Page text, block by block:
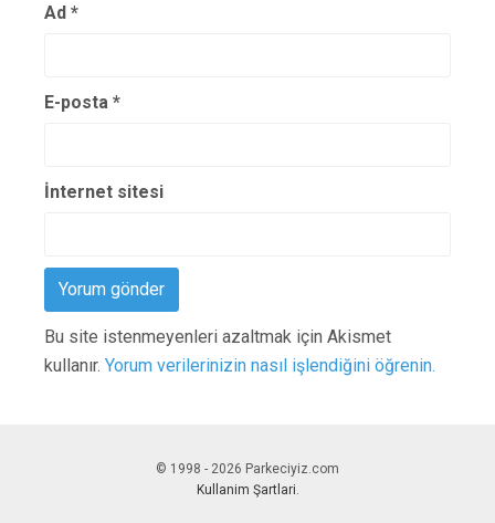
Ad *
E-posta *
İnternet sitesi
Bu site istenmeyenleri azaltmak için Akismet
kullanır. Yorum verilerinizin nasıl işlendiğini öğrenin.
© 1998 - 2026 Parkeciyiz.com
Kullanim Şartlari